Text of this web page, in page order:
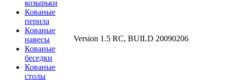
козырьки
Кованые
перила
Кованые
навесы
Кованые
беседки
Кованые
столы
Version 1.5 RC, BUILD 20090206